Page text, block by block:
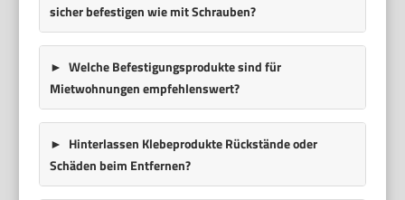
sicher befestigen wie mit Schrauben?
Welche Befestigungsprodukte sind für
Mietwohnungen empfehlenswert?
Hinterlassen Klebeprodukte Rückstände oder
Schäden beim Entfernen?